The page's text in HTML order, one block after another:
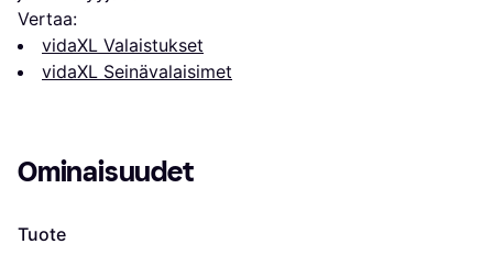
Vertaa:
vidaXL Valaistukset
vidaXL Seinävalaisimet
Ominaisuudet
Tuote